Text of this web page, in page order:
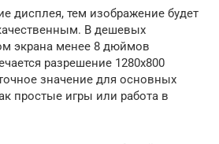
дисплея, тем изображение будет
В дешевых
экрана менее 8 дюймов
разрешение 1280х800
значение для основных
простые игры или работа в